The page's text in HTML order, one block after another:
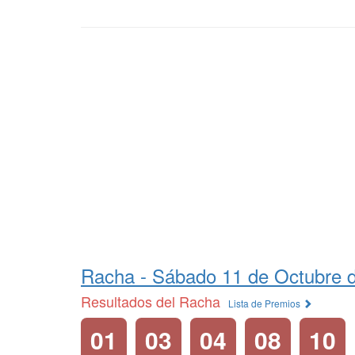
Racha - Sábado 11 de Octubre
Resultados del Racha Lista de Premios
01 03 04 08 10